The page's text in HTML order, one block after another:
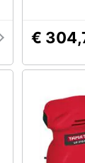
€